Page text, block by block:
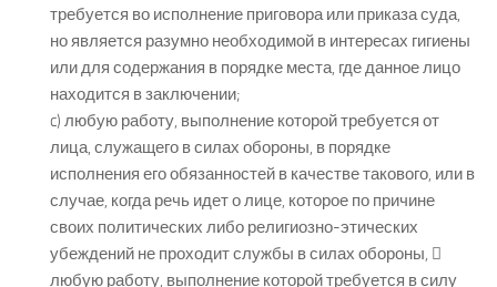
требуется во исполнение приговора или приказа суда,
но является разумно необходимой в интересах гигиены
или для содержания в порядке места, где данное лицо
находится в заключении;
c) любую работу, выполнение которой требуется от
лица, служащего в силах обороны, в порядке
исполнения его обязанностей в качестве такового, или в
случае, когда речь идет о лице, которое по причине
своих политических либо религиозно-этических
убеждений не проходит службы в силах обороны, 
любую работу, выполнение которой требуется в силу